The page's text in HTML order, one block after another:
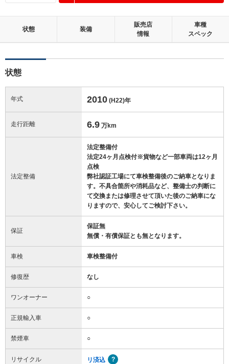
状態 装備
販売店
情報
車種
スペック
状態
年式 2010 (H22)年
走行距離 6.9 万km
法定整備
法定整備付
法定24ヶ月点検付※貨物など一部車両は12ヶ月
点検
弊社認証工場にて車検整備後のご納車となりま
す。不具合箇所や消耗品など、整備士の判断に
て交換または修理させて頂いた後のご納車にな
りますので、安心してご検討下さい。
保証
保証無
無償・有償保証とも無となります。
車検 車検整備付
修復歴 なし
ワンオーナー ○
正規輸入車 ○
禁煙車 ○
リサイクル リ済込